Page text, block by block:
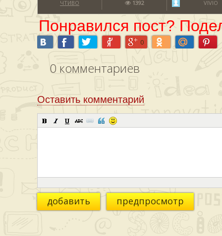
ЧТИВО 1392 VIVIO
Понравился пост?
0
0 комментариев
Оставить комментарий
добавить предпросмотр